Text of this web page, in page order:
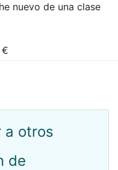
nuevo de una clase
€
a otros
de